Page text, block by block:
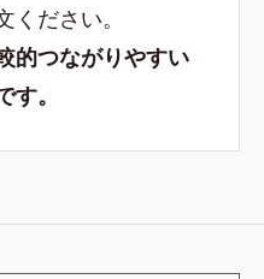
ください。
的つながりやすい
す。